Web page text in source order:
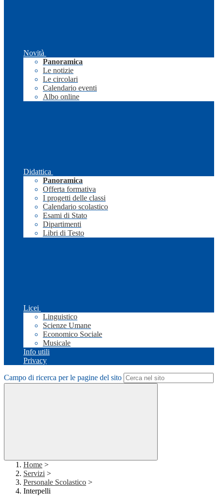
Novità
Panoramica
Le notizie
Le circolari
Calendario eventi
Albo online
Didattica
Panoramica
Offerta formativa
I progetti delle classi
Calendario scolastico
Esami di Stato
Dipartimenti
Libri di Testo
Licei
Linguistico
Scienze Umane
Economico Sociale
Musicale
Info utili
Privacy
Campo di ricerca per le pagine del sito
Home >
Servizi >
Personale Scolastico >
Interpelli